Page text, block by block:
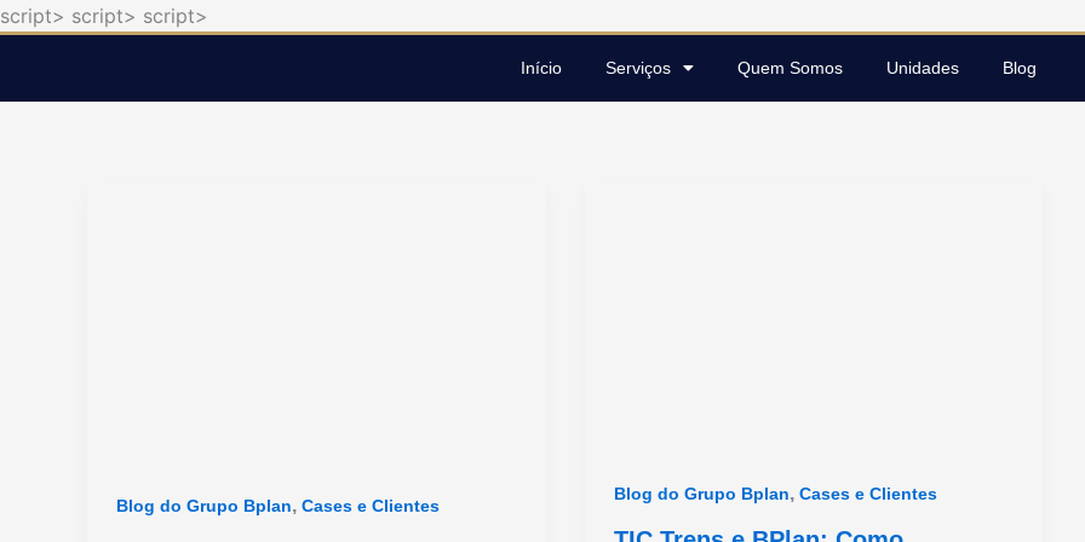
script> script> script>
conteúdo
Início Serviços Quem Somos Unidades Blog
Blog do Grupo Bplan, Cases e Clientes
Blog do Grupo Bplan, Cases e Clientes